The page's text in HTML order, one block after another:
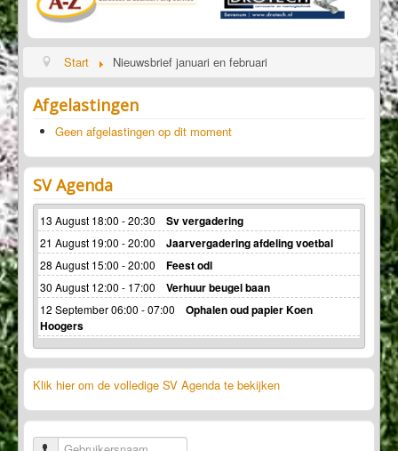
Start Nieuwsbrief januari en februari
Afgelastingen
Geen afgelastingen op dit moment
SV Agenda
13 August 18:00 - 20:30 Sv vergadering
21 August 19:00 - 20:00 Jaarvergadering afdeling voetbal
28 August 15:00 - 20:00 Feest odl
30 August 12:00 - 17:00 Verhuur beugel baan
12 September 06:00 - 07:00
Ophalen oud papier Koen
Hoogers
Klik hier om de volledige SV Agenda te bekijken